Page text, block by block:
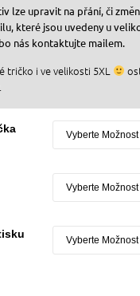
lze upravit na přání, či
které jsou uvedeny u
nás kontaktujte mailem.
tričko i ve velikosti 5XL